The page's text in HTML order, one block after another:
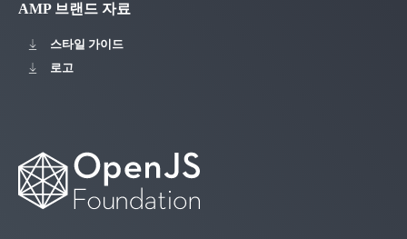
AMP 브랜드 자료
스타일 가이드
로고